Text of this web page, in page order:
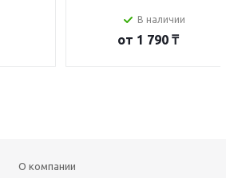
В наличии
от 1 790 ₸
О компании